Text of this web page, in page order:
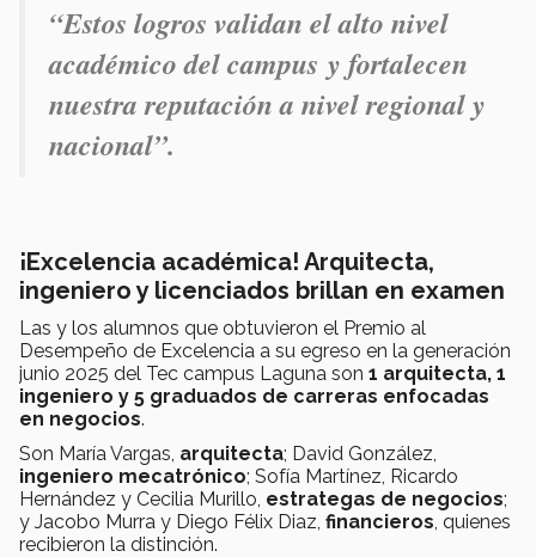
“Estos logros validan el alto nivel
académico del campus y fortalecen
nuestra reputación a nivel regional y
nacional”.
¡Excelencia académica! Arquitecta,
ingeniero y licenciados brillan en examen
Las y los alumnos que obtuvieron el Premio al
Desempeño de Excelencia a su egreso en la generación
junio 2025 del Tec campus Laguna son 1 arquitecta, 1
ingeniero y 5 graduados de carreras enfocadas
en negocios.
Son María Vargas, arquitecta; David González,
ingeniero mecatrónico; Sofía Martínez, Ricardo
Hernández y Cecilia Murillo, estrategas de negocios;
y Jacobo Murra y Diego Félix Diaz, financieros , quienes
recibieron la distinción.